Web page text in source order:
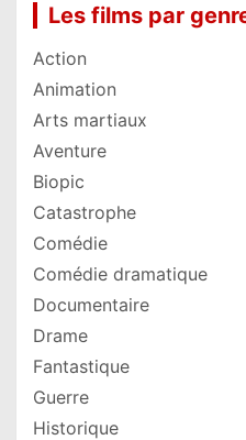
Les films par
Action
Animation
Arts martiaux
Aventure
Biopic
Catastrophe
Comédie
Comédie dramatique
Documentaire
Drame
Fantastique
Guerre
Historique